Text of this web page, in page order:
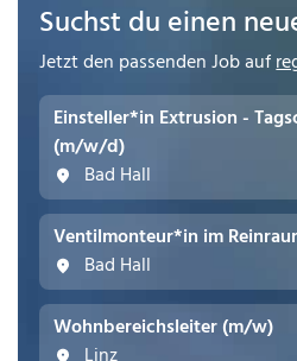
Suchst du einen
Jetzt den passenden Job auf
Einsteller*in Extrusion -
(m/w/d)
Bad Hall
Ventilmonteur*in im
Bad Hall
Wohnbereichsleiter (m/w)